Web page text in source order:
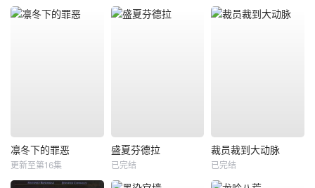
凛冬下的罪恶
更新至第16集
盛夏芬德拉
已完结
裁员裁到大动脉
已完结